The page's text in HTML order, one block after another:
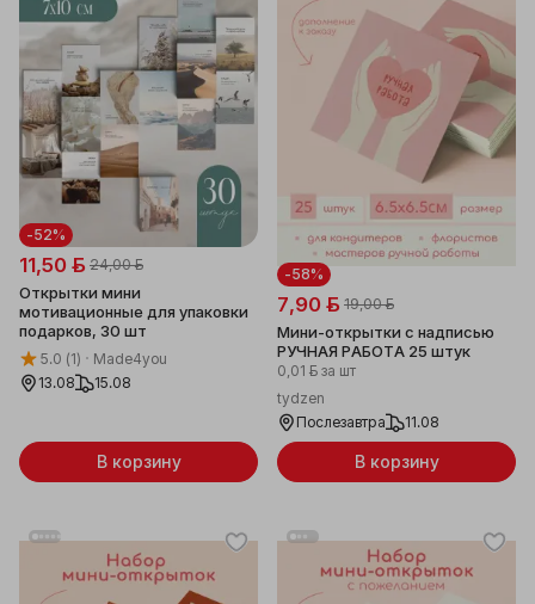
-52%
11,50 ƃ 24,00 ƃ
Открытки мини
мотивационные для упаковки
подарков, 30 шт
5.0 (1)
Made4you
13.08
15.08
В корзину
-58%
7,90 ƃ 19,00 ƃ
Мини-открытки с надписью
РУЧНАЯ РАБОТА 25 штук
0,01 ƃ за шт
tydzen
Послезавтра
11.08
В корзину